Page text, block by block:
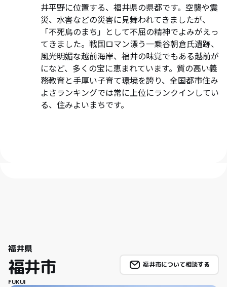
井平野に位置する、福井県の県都です。空襲や震
災、水害などの災害に見舞われてきましたが、
「不死鳥のまち」として不屈の精神でよみがえっ
てきました。戦国ロマン漂う一乗谷朝倉氏遺跡、
風光明媚な越前海岸、福井の味覚でもある越前が
になど、多くの宝に恵まれています。質の高い義
務教育と手厚い子育て環境を誇り、全国都市住み
よさランキングでは常に上位にランクインしてい
る、住みよいまちです。
福井県
福井市
FUKUI
福井市について相談する